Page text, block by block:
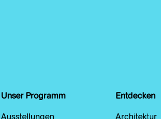
Unser Programm Entdecken